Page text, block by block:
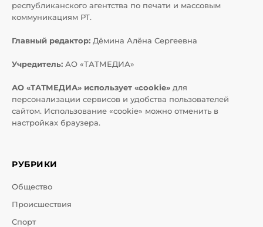
республиканского агентства по печати и массовым
коммуникациям РТ.
Главный редактор: Дёмина Алёна Сергеевна
Учредитель: АО «ТАТМЕДИА»
АО «ТАТМЕДИА» использует «cookie» для
персонализации сервисов и удобства пользователей
сайтом. Использование «cookie» можно отменить в
настройках браузера.
РУБРИКИ
Общество
Происшествия
Спорт